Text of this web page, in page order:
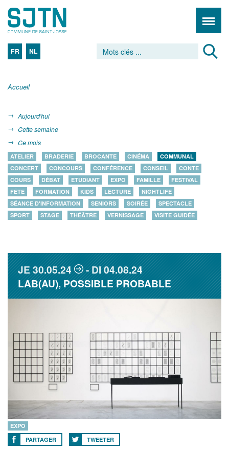
FR NL
Accueil
Aujourd'hui
Cette semaine
Ce mois
ATELIER BRADERIE BROCANTE CINÉMA
COMMUNAL
CONCERT
CONCOURS CONFÉRENCE CONSEIL
CONTE
COURS
DÉBAT ETUDIANT EXPO FAMILLE
FESTIVAL
FÊTE
FORMATION KIDS LECTURE
NIGHTLIFE
SÉANCE D'INFORMATION
SENIORS SOIRÉE
SPECTACLE
SPORT
STAGE THÉÂTRE VERNISSAGE VISITE GUIDÉE
JE30.05.24 DI04.08.24
LAB(AU), POSSIBLE PROBABLE
EXPO
PARTAGER
TWEETER